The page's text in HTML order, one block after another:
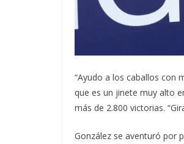
“Ayudo a los caballos con
que es un jinete muy alto
más de 2.800 victorias.
González se aventuró por